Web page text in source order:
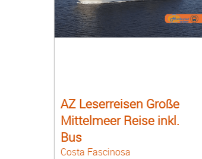
AZ Leserreisen Große
Mittelmeer Reise inkl.
Bus
Costa Fascinosa